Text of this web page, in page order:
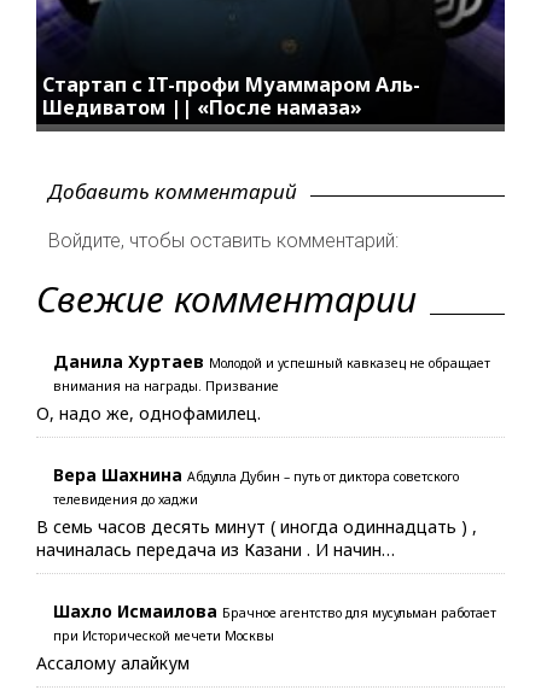
Стартап с IT-профи Муаммаром Аль-
Шедиватом || «После намаза»
Добавить комментарий
Войдите, чтобы оставить комментарий:
Свежие комментарии
Данила Хуртаев Молодой и успешный кавказец не обращает
внимания на награды. Призвание
О, надо же, однофамилец.
Вера Шахнина Абдулла Дубин – путь от диктора советского
телевидения до хаджи
В семь часов десять минут ( иногда одиннадцать ) ,
начиналась передача из Казани . И начин…
Шахло Исмаилова Брачное агентство для мусульман работает
при Исторической мечети Москвы
Ассалому алайкум